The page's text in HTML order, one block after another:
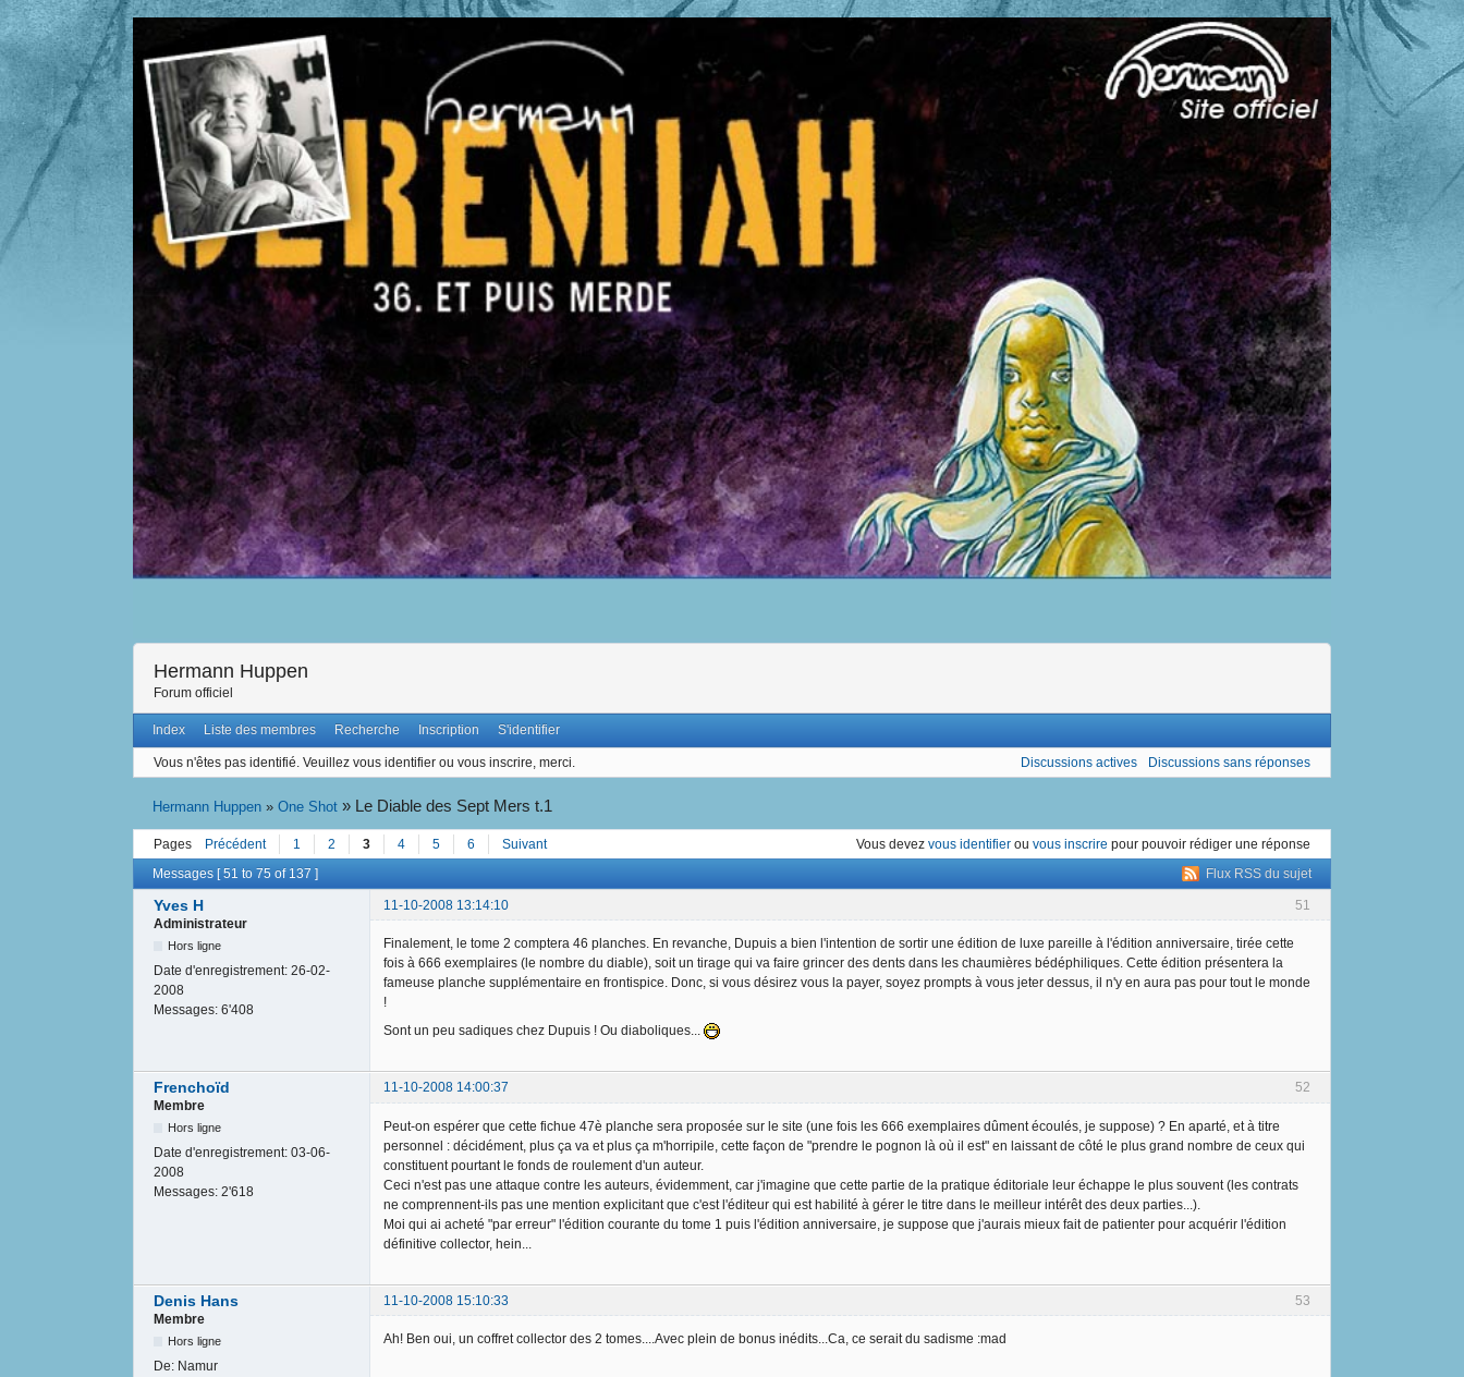
Hermann Huppen
Forum officiel
Index Liste des membres Recherche Inscription S'identifier
Vous n'êtes pas identifié. Veuillez vous identifier ou vous inscrire, merci. Discussions actives Discussions sans réponses
Hermann Huppen »One Shot » Le Diable des Sept Mers t.1
Pages Précédent 1 2 3 4 5 6 Suivant Vous devez vous identifier ou vous inscrire pour pouvoir rédiger une réponse
Flux RSS du sujet
Messages [ 51 to 75 of 137 ]
51
Yves H
11-10-2008 13:14:10
Administrateur
Hors ligne
Date d'enregistrement: 26-02-
2008
Messages: 6'408
Finalement, le tome 2 comptera 46 planches. En revanche, Dupuis a bien l'intention de sortir une édition de luxe pareille à l'édition anniversaire, tirée cette
fois à 666 exemplaires (le nombre du diable), soit un tirage qui va faire grincer des dents dans les chaumières bédéphiliques. Cette édition présentera la
fameuse planche supplémentaire en frontispice. Donc, si vous désirez vous la payer, soyez prompts à vous jeter dessus, il n'y en aura pas pour tout le monde
!
Sont un peu sadiques chez Dupuis ! Ou diaboliques...
52
Frenchoïd
11-10-2008 14:00:37
Membre
Hors ligne
Date d'enregistrement: 03-06-
2008
Messages: 2'618
Peut-on espérer que cette fichue 47è planche sera proposée sur le site (une fois les 666 exemplaires dûment écoulés, je suppose) ? En aparté, et à titre
personnel : décidément, plus ça va et plus ça m'horripile, cette façon de "prendre le pognon là où il est" en laissant de côté le plus grand nombre de ceux qui
constituent pourtant le fonds de roulement d'un auteur.
Ceci n'est pas une attaque contre les auteurs, évidemment, car j'imagine que cette partie de la pratique éditoriale leur échappe le plus souvent (les contrats
ne comprennent-ils pas une mention explicitant que c'est l'éditeur qui est habilité à gérer le titre dans le meilleur intérêt des deux parties...).
Moi qui ai acheté "par erreur" l'édition courante du tome 1 puis l'édition anniversaire, je suppose que j'aurais mieux fait de patienter pour acquérir l'édition
définitive collector, hein...
53
Denis Hans
11-10-2008 15:10:33
Membre
Hors ligne
De: Namur
Ah! Ben oui, un coffret collector des 2 tomes....Avec plein de bonus inédits...Ca, ce serait du sadisme :mad